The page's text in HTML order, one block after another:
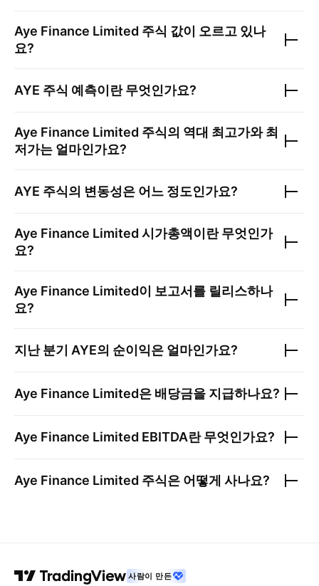
Aye Finance Limited 주식 값이 오르고 있나
요?
AYE 주식 예측이란 무엇인가요?
Aye Finance Limited 주식의 역대 최고가와 최
저가는 얼마인가요?
AYE 주식의 변동성은 어느 정도인가요?
Aye Finance Limited 시가총액이란 무엇인가
요?
Aye Finance Limited이 보고서를 릴리스하나
요?
지난 분기 AYE의 순이익은 얼마인가요?
Aye Finance Limited은 배당금을 지급하나요?
Aye Finance Limited EBITDA란 무엇인가요?
Aye Finance Limited 주식은 어떻게 사나요?
사람이 만든